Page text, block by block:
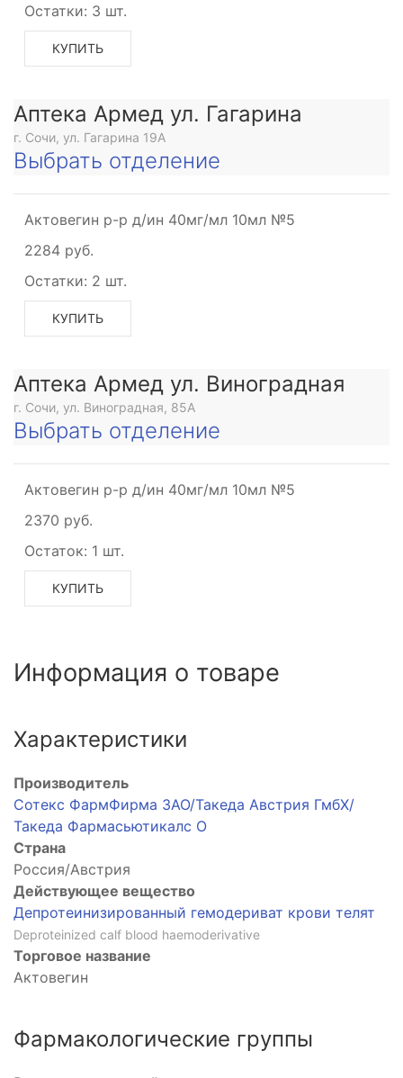
Остатки: 3 шт.
КУПИТЬ
Аптека Армед ул. Гагарина
г. Сочи, ул. Гагарина 19А
Выбрать отделение
Актовегин р-р д/ин 40мг/мл 10мл №5
2284 руб.
Остатки: 2 шт.
КУПИТЬ
Аптека Армед ул. Виноградная
г. Сочи, ул. Виноградная, 85А
Выбрать отделение
Актовегин р-р д/ин 40мг/мл 10мл №5
2370 руб.
Остаток: 1 шт.
КУПИТЬ
Информация о товаре
Характеристики
Производитель
Сотекс ФармФирма ЗАО/Такеда Австрия ГмбХ/
Такеда Фармасьютикалс О
Страна
Россия/Австрия
Действующее вещество
Депротеинизированный гемодериват крови телят
Deproteinized calf blood haemoderivative
Торговое название
Актовегин
Фармакологические группы